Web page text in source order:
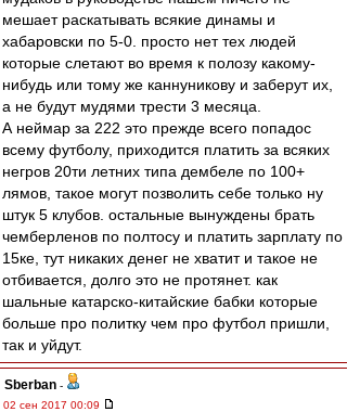
мешает раскатывать всякие динамы и
хабаровски по 5-0. просто нет тех людей
которые слетают во время к полозу какому-
нибудь или тому же каннуникову и заберут их,
а не будут мудями трести 3 месяца.
А неймар за 222 это прежде всего попадос
всему футболу, приходится платить за всяких
негров 20ти летних типа дембеле по 100+
лямов, такое могут позволить себе только ну
штук 5 клубов. остальные вынуждены брать
чемберленов по полтосу и платить зарплату по
15ке, тут никаких денег не хватит и такое не
отбивается, долго это не протянет. как
шальные катарско-китайские бабки которые
больше про политку чем про футбол пришли,
так и уйдут.
Sberban -
02 сен 2017 00:09